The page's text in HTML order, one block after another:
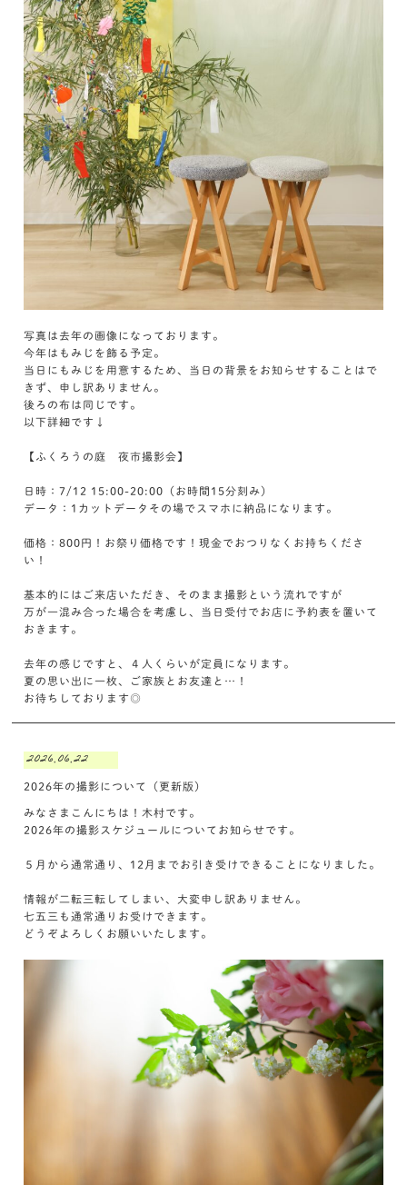
写真は去年の画像になっております。
今年はもみじを飾る予定。
当日にもみじを用意するため、当日の背景をお知らせすることはで
きず、申し訳ありません。
後ろの布は同じです。
以下詳細です↓
【ふくろうの庭 夜市撮影会】
日時：7/12 15:00-20:00（お時間15分刻み）
データ：1カットデータその場でスマホに納品になります。
価格：800円！お祭り価格です！現金でおつりなくお持ちくださ
い！
基本的にはご来店いただき、そのまま撮影という流れですが
万が一混み合った場合を考慮し、当日受付でお店に予約表を置いて
おきます。
去年の感じですと、４人くらいが定員になります。
夏の思い出に一枚、ご家族とお友達と…！
お待ちしております◎
2026.06.22
2026年の撮影について（更新版）
みなさまこんにちは！木村です。
2026年の撮影スケジュールについてお知らせです。
５月から通常通り、12月までお引き受けできることになりました。
情報が二転三転してしまい、大変申し訳ありません。
七五三も通常通りお受けできます。
どうぞよろしくお願いいたします。